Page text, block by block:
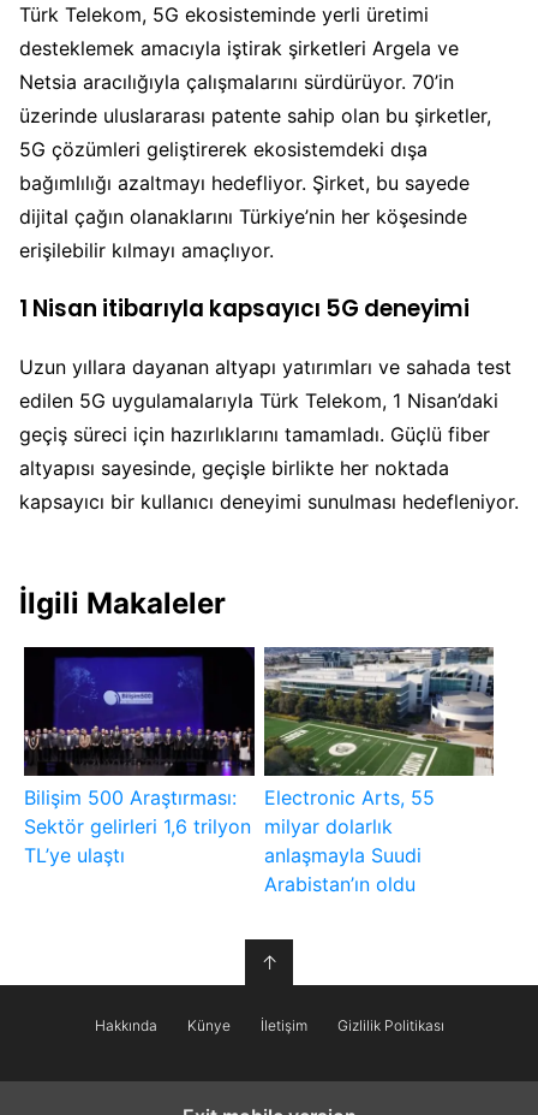
Türk Telekom, 5G ekosisteminde yerli üretimi
desteklemek amacıyla iştirak şirketleri Argela ve
Netsia aracılığıyla çalışmalarını sürdürüyor. 70’in
üzerinde uluslararası patente sahip olan bu şirketler,
5G çözümleri geliştirerek ekosistemdeki dışa
bağımlılığı azaltmayı hedefliyor. Şirket, bu sayede
dijital çağın olanaklarını Türkiye’nin her köşesinde
erişilebilir kılmayı amaçlıyor.
1 Nisan itibarıyla kapsayıcı 5G deneyimi
Uzun yıllara dayanan altyapı yatırımları ve sahada test
edilen 5G uygulamalarıyla Türk Telekom, 1 Nisan’daki
geçiş süreci için hazırlıklarını tamamladı. Güçlü fiber
altyapısı sayesinde, geçişle birlikte her noktada
kapsayıcı bir kullanıcı deneyimi sunulması hedefleniyor.
İlgili Makaleler
Bilişim 500 Araştırması:
Sektör gelirleri 1,6 trilyon
TL’ye ulaştı
Electronic Arts, 55
milyar dolarlık
anlaşmayla Suudi
Arabistan’ın oldu
↑
Hakkında Künye İletişim Gizlilik Politikası